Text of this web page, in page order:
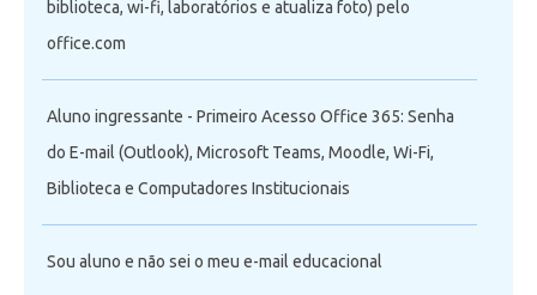
biblioteca, wi-fi, laboratórios e atualiza foto) pelo
office.com
Aluno ingressante - Primeiro Acesso Office 365: Senha
do E-mail (Outlook), Microsoft Teams, Moodle, Wi-Fi,
Biblioteca e Computadores Institucionais
Sou aluno e não sei o meu e-mail educacional